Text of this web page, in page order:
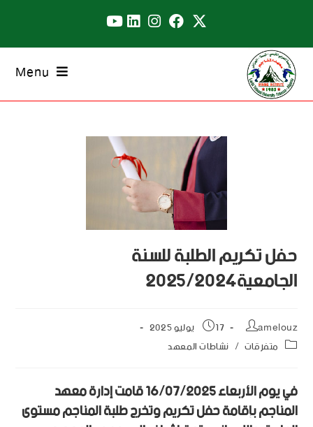
Menu
حفل تكريم الطلبة للسنة
الجامعية2025/2024
amelouz
17 يوليو 2025
متفرقات / نشاطات المعهد
في يوم الأربعاء 16/07/2025 قامت إدارة معهد
المناجم بإقامة حفل تكريم وتخرج طلبة المناجم مستوى